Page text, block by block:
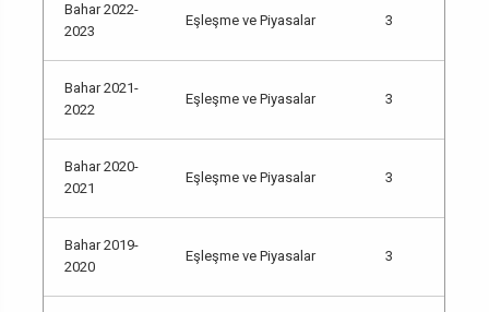
Bahar 2022-
2023
Eşleşme ve Piyasalar 3
Bahar 2021-
2022
Eşleşme ve Piyasalar 3
Bahar 2020-
2021
Eşleşme ve Piyasalar 3
Bahar 2019-
2020
Eşleşme ve Piyasalar 3